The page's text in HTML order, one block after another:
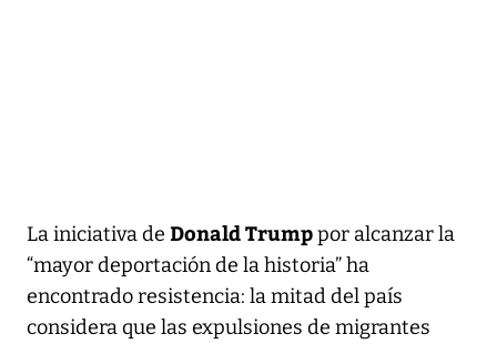
La iniciativa de Donald Trumppor alcanzar la
“mayor deportación de la historia” ha
encontrado resistencia: la mitad del país
considera que las expulsiones de migrantes